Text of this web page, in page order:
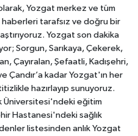
Yozgat merkez ve tüm
tarafsız ve doğru bir
Yozgat son dakika
Sorgun, Sarıkaya, Çekerek,
Çayıralan, Şefaatli, Kadışehri,
Çandır’a kadar Yozgat'ın her
hazırlayıp sunuyoruz.
Üniversitesi'ndeki eğitim
Hastanesi'ndeki sağlık
listesinden anlık Yozgat